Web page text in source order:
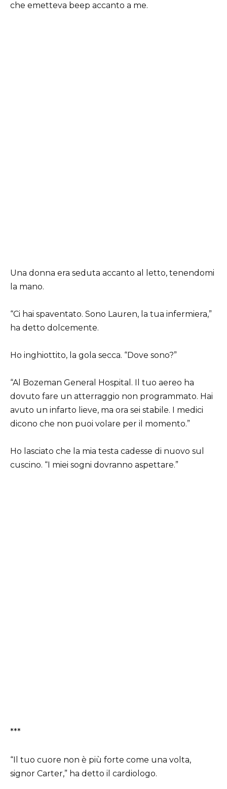
che emetteva beep accanto a me.
Una donna era seduta accanto al letto, tenendomi
la mano.
“Ci hai spaventato. Sono Lauren, la tua infermiera,”
ha detto dolcemente.
Ho inghiottito, la gola secca. “Dove sono?”
“Al Bozeman General Hospital. Il tuo aereo ha
dovuto fare un atterraggio non programmato. Hai
avuto un infarto lieve, ma ora sei stabile. I medici
dicono che non puoi volare per il momento.”
Ho lasciato che la mia testa cadesse di nuovo sul
cuscino. “I miei sogni dovranno aspettare.”
***
“Il tuo cuore non è più forte come una volta,
signor Carter,” ha detto il cardiologo.